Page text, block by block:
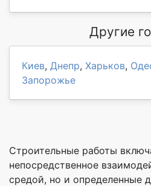
Другие
Киев, Днепр, Харьков,
Запорожье
Строительные работы
непосредственное
средой, но и определенные